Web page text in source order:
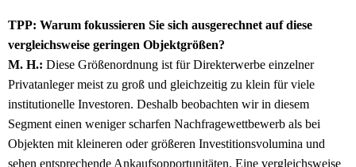
TPP: Warum fokussieren Sie sich ausgerechnet auf diese
vergleichsweise geringen Objektgrößen?
M. H.: Diese Größenordnung ist für Direkterwerbe einzelner
Privatanleger meist zu groß und gleichzeitig zu klein für viele
institutionelle Investoren. Deshalb beobachten wir in diesem
Segment einen weniger scharfen Nachfragewettbewerb als bei
Objekten mit kleineren oder größeren Investitionsvolumina und
sehen entsprechende Ankaufsopportunitäten. Eine vergleichsweise